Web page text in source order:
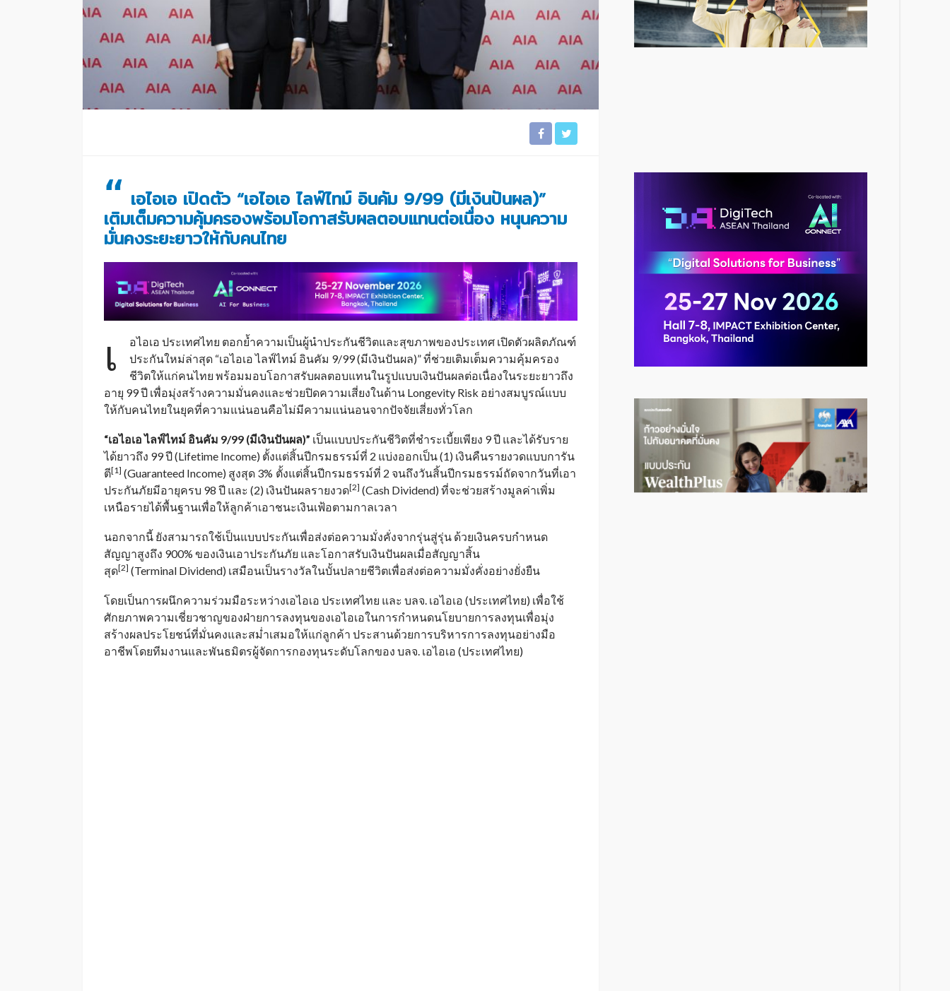
“ เอไอเอ เปิดตัว “เอไอเอ ไลฟ์ไทม์ อินคัม 9/99 (มีเงินปันผล)”
เติมเต็มความคุ้มครองพร้อมโอกาสรับผลตอบแทนต่อเนื่อง หนุนความ
มั่นคงระยะยาวให้กับคนไทย
เ อไอเอ ประเทศไทย ตอกย้ำความเป็นผู้นำประกันชีวิตและสุขภาพของประเทศ เปิดตัวผลิตภัณฑ์
ประกันใหม่ล่าสุด “เอไอเอ ไลฟ์ไทม์ อินคัม 9/99 (มีเงินปันผล)”ที่ช่วยเติมเต็มความคุ้มครอง
ชีวิตให้แก่คนไทย พร้อมมอบโอกาสรับผลตอบแทนในรูปแบบเงินปันผลต่อเนื่องในระยะยาวถึง
อายุ 99ปี เพื่อมุ่งสร้างความมั่นคงและช่วยปิดความเสี่ยงในด้าน Longevity Risk อย่างสมบูรณ์แบบ
ให้กับคนไทยในยุคที่ความแน่นอนคือไม่มีความแน่นอนจากปัจจัยเสี่ยงทั่วโลก
“เอไอเอ ไลฟ์ไทม์ อินคัม 9/99 (มีเงินปันผล)” เป็นแบบประกันชีวิตที่ชำระเบี้ยเพียง 9ปี และได้รับราย
ได้ยาวถึง 99ปี(Lifetime Income) ตั้งแต่สิ้นปีกรมธรรม์ที่ 2 แบ่งออกเป็น(1) เงินคืนรายงวดแบบการัน
ตี[1] (Guaranteed Income) สูงสุด 3% ตั้งแต่สิ้นปีกรมธรรม์ที่ 2 จนถึงวันสิ้นปีกรมธรรม์ถัดจากวันที่เอา
ประกันภัยมีอายุครบ 98 ปี และ (2) เงินปันผลรายงวด[2] (Cash Dividend) ที่จะช่วยสร้างมูลค่าเพิ่ม
เหนือรายได้พื้นฐานเพื่อให้ลูกค้าเอาชนะเงินเฟ้อตามกาลเวลา
นอกจากนี้ ยังสามารถใช้เป็นแบบประกันเพื่อส่งต่อความมั่งคั่งจากรุ่นสู่รุ่น ด้วยเงินครบกำหนด
สัญญาสูงถึง 900% ของเงินเอาประกันภัย และโอกาสรับเงินปันผลเมื่อสัญญาสิ้น
สุด[2] (Terminal Dividend) เสมือนเป็นรางวัลในบั้นปลายชีวิตเพื่อส่งต่อความมั่งคั่งอย่างยั่งยืน
โดยเป็นการผนึกความร่วมมือระหว่างเอไอเอ ประเทศไทย และ บลจ. เอไอเอ (ประเทศไทย) เพื่อใช้
ศักยภาพความเชี่ยวชาญของฝ่ายการลงทุนของเอไอเอในการกำหนดนโยบายการลงทุนเพื่อมุ่ง
สร้างผลประโยชน์ที่มั่นคงและสม่ำเสมอให้แก่ลูกค้า ประสานด้วยการบริหารการลงทุนอย่างมือ
อาชีพโดยทีมงานและพันธมิตรผู้จัดการกองทุนระดับโลกของ บลจ. เอไอเอ (ประเทศไทย)